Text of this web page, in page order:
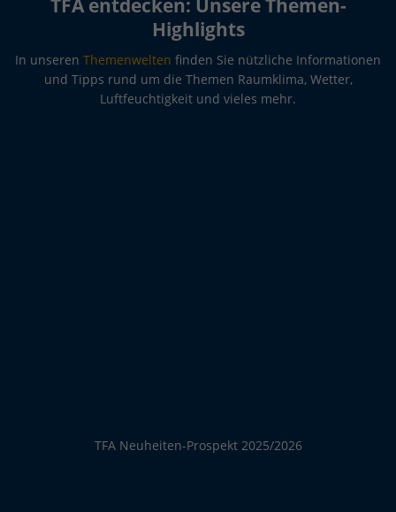
TFA entdecken: Unsere Themen-
Highlights
In unseren Themenwelten finden Sie nützliche Informationen
und Tipps rund um die Themen Raumklima, Wetter,
Luftfeuchtigkeit und vieles mehr.
TFA Neuheiten-Prospekt 2025/2026